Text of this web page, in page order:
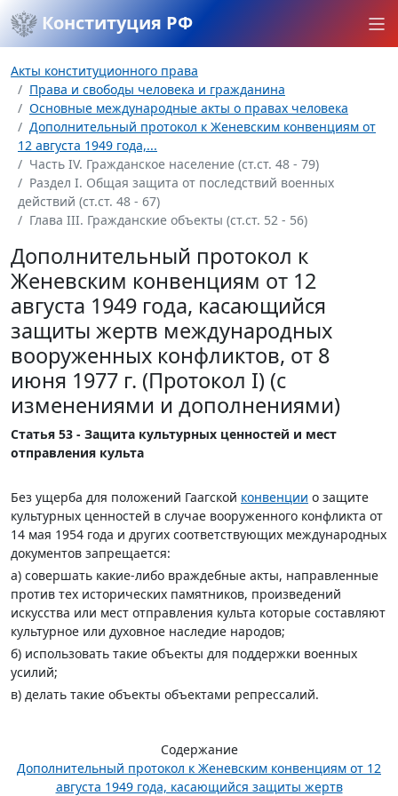
Конституция РФ
Акты конституционного права
Права и свободы человека и гражданина
Основные международные акты о правах человека
Дополнительный протокол к Женевским конвенциям от
12 августа 1949 года,...
Часть IV. Гражданское население (ст.ст. 48 - 79)
Раздел I. Общая защита от последствий военных
действий (ст.ст. 48 - 67)
Глава III. Гражданские объекты (ст.ст. 52 - 56)
Дополнительный протокол к
Женевским конвенциям от 12
августа 1949 года, касающийся
защиты жертв международных
вооруженных конфликтов, от 8
июня 1977 г. (Протокол I) (с
изменениями и дополнениями)
Статья 53 - Защита культурных ценностей и мест
отправления культа
Без ущерба для положений Гаагской конвенции о защите
культурных ценностей в случае вооруженного конфликта от
14 мая 1954 года и других соответствующих международных
документов запрещается:
а) совершать какие-либо враждебные акты, направленные
против тех исторических памятников, произведений
искусства или мест отправления культа которые составляют
культурное или духовное наследие народов;
б) использовать такие объекты для поддержки военных
усилий;
в) делать такие объекты объектами репрессалий.
Содержание
Дополнительный протокол к Женевским конвенциям от 12
августа 1949 года, касающийся защиты жертв